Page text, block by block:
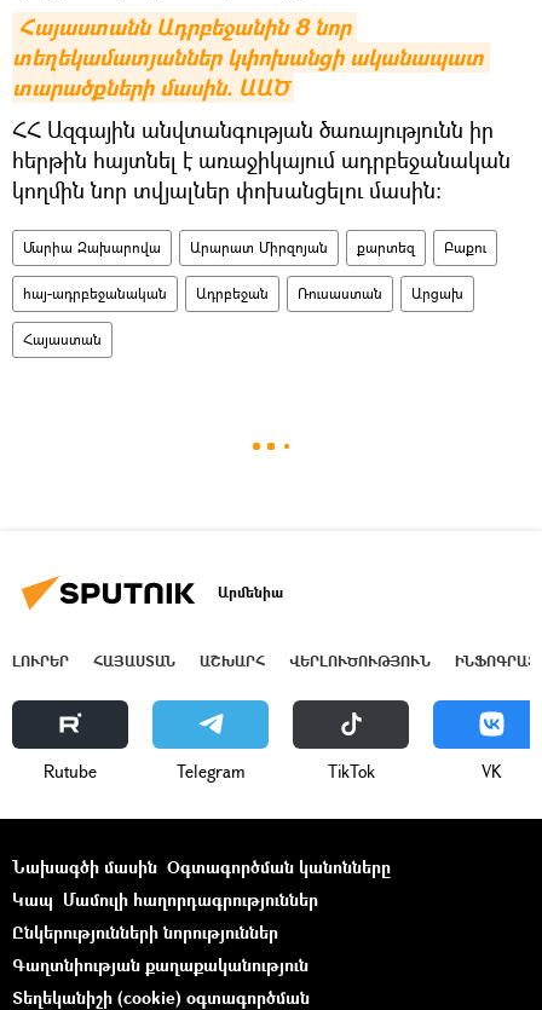
Հայաստանն Ադրբեջանին 8 նոր
տեղեկամատյաններ կփոխանցի ականապատ
տարածքների մասին. ԱԱԾ
ՀՀ Ազգային անվտանգության ծառայությունն իր
հերթին հայտնել է առաջիկայում ադրբեջանական
կողմին նոր տվյալներ փոխանցելու մասին:
Մարիա Զախարովա Արարատ Միրզոյան քարտեզ Բաքու
հայ-ադրբեջանական Ադրբեջան Ռուսաստան Արցախ
Հայաստան
Արմենիա
ԼՈՒՐԵՐ ՀԱՅԱՍՏԱՆ ԱՇԽԱՐՀ ՎԵՐԼՈՒԾՈՒԹՅՈՒՆ
Rutube Telegram ТikТоk VK
Նախագծի մասին Օգտագործման կանոնները
Կապ Մամուլի հաղորդագրություններ
Ընկերությունների նորություններ
Գաղտնիության քաղաքականություն
Տեղեկանիշի (cookie) օգտագործման